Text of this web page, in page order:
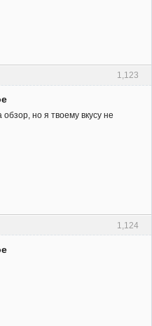
1,123
но я твоему вкусу не
1,124